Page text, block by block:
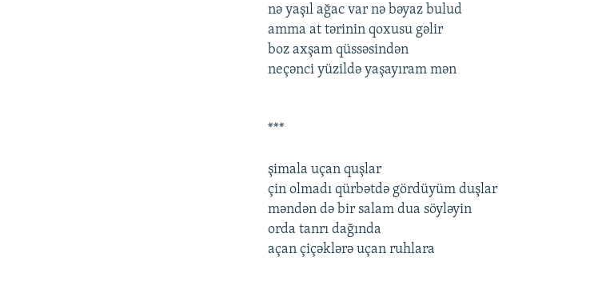
nə yaşıl ağac var nə bəyaz bulud
amma at tərinin qoxusu gəlir
boz axşam qüssəsindən
neçənci yüzildə yaşayıram mən
***
şimala uçan quşlar
çin olmadı qürbətdə gördüyüm duşlar
məndən də bir salam dua söyləyin
orda tanrı dağında
açan çiçəklərə uçan ruhlara